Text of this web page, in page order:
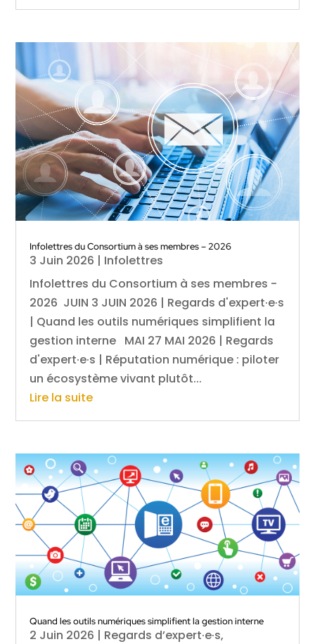
Infolettres du Consortium à ses membres – 2026
3 Juin 2026 | Infolettres
Infolettres du Consortium à ses membres -
2026 JUIN 3 JUIN 2026 | Regards d'expert·e·s
| Quand les outils numériques simplifient la
gestion interne MAI 27 MAI 2026 | Regards
d'expert·e·s | Réputation numérique : piloter
un écosystème vivant plutôt...
Lire la suite
Quand les outils numériques simplifient la gestion interne
2 Juin 2026 | Regards d’expert·e·s,